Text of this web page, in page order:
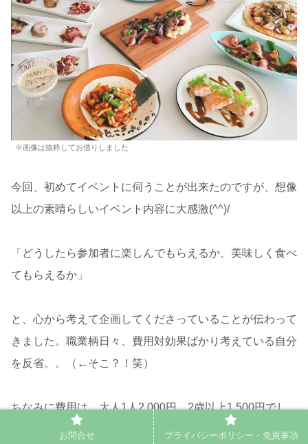
※画像は抜粋してお借りしました
今回、初めてイベントに伺うことが出来たのですが、想像
以上の素晴らしいイベント内容に大感激(^^)/
「どうしたら参加者に楽しんでもらえるか、美味しく食べ
てもらえるか」
と、心から考えて企画してくださっていることが伝わって
きました。職業柄日々、費用対効果ばかり考えている自分
を反省。。（←そこ？！笑）
ちなみに費用は、大人1人2,000円、2歳以上1,500円でし
お問合せ プライバシーポリシー・免責事項